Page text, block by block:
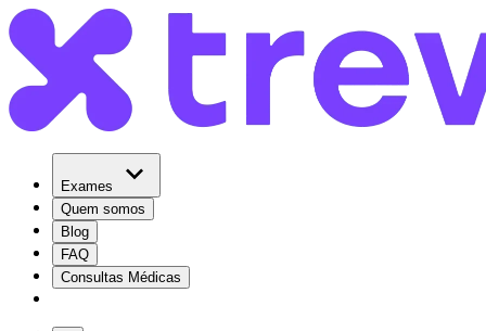
Exames
Quem somos
Blog
FAQ
Consultas Médicas